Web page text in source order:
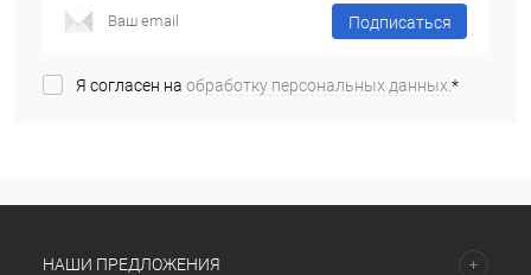
Подписаться
Я согласен на обработку персональных данных.*
НАШИ ПРЕДЛОЖЕНИЯ